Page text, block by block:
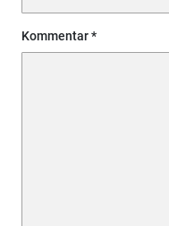
Kommentar